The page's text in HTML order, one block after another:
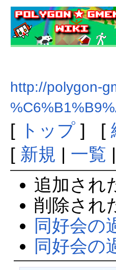
http://polygon-
[ トップ] [
[ 新規 | 一覧 |
追加され
削除され
同好会の
同好会の